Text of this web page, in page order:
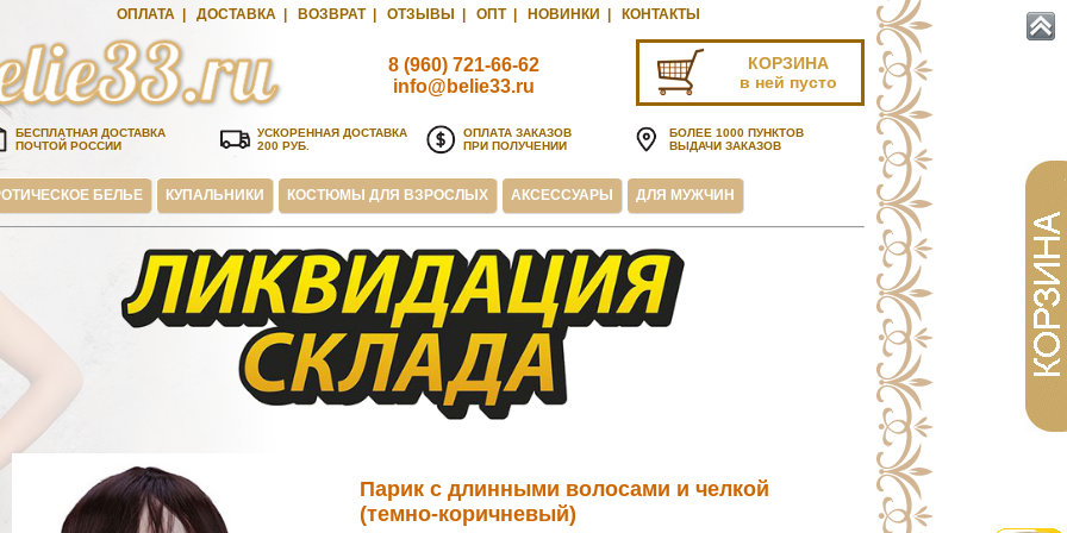
ОПЛАТА| ДОСТАВКА| ВОЗВРАТ| ОТЗЫВЫ ОПТ| НОВИНКИ КОНТАКТЫ
8 (960) 721-66-62
info@belie33.ru
КОРЗИНА
в ней пусто
БЕСПЛАТНАЯ ДОСТАВКА
ПОЧТОЙ РОССИИ
УСКОРЕННАЯ ДОСТАВКА
200 РУБ.
ОПЛАТА ЗАКАЗОВ
ПРИ ПОЛУЧЕНИИ
БОЛЕЕ 1000 ПУНКТОВ
ВЫДАЧИ ЗАКАЗОВ
БЕЛЬЕ КУПАЛЬНИКИ КОСТЮМЫ ДЛЯ ВЗРОСЛЫХ АКСЕССУАРЫ ДЛЯ МУЖЧИН
Парик с длинными волосами и челкой
(темно-коричневый)